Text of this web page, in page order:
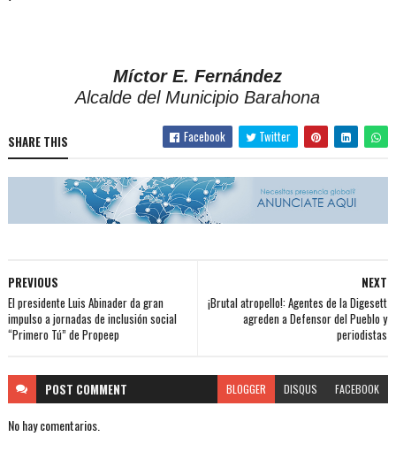
Míctor E. Fernández
Alcalde del Municipio Barahona
SHARE THIS Facebook Twitter
NEXT
¡Brutal atropello!: Agentes de la Digesett
agreden a Defensor del Pueblo y
periodistas
PREVIOUS
El presidente Luis Abinader da gran
impulso a jornadas de inclusión social
“Primero Tú” de Propeep
POST COMMENT BLOGGER DISQUS FACEBOOK
No hay comentarios.